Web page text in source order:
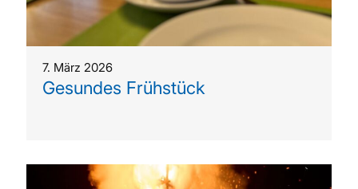
7. März 2026
Gesundes Frühstück